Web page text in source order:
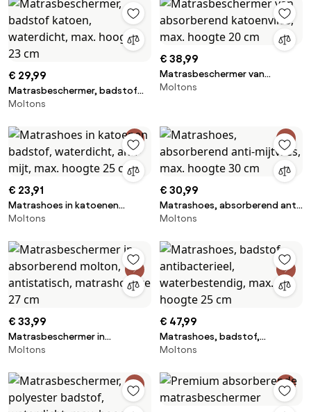
€ 29,99
Matrasbeschermer, badstof
katoen, waterdicht, max.
Moltons
€ 38,99
Matrasbeschermer van
absorberend katoenvlies, max.
Moltons
€ 23,91
Matrashoes in katoenen
badstof, waterdicht, anti-mijt,
Moltons
€ 30,99
Matrashoes, absorberend anti-
mijtvlies, max. hoogte 30 cm
Moltons
€ 33,99
Matrasbeschermer in
absorberend molton,
cm
Moltons
€ 47,99
Matrashoes, badstof,
antibacterieel,
25 cm
Moltons